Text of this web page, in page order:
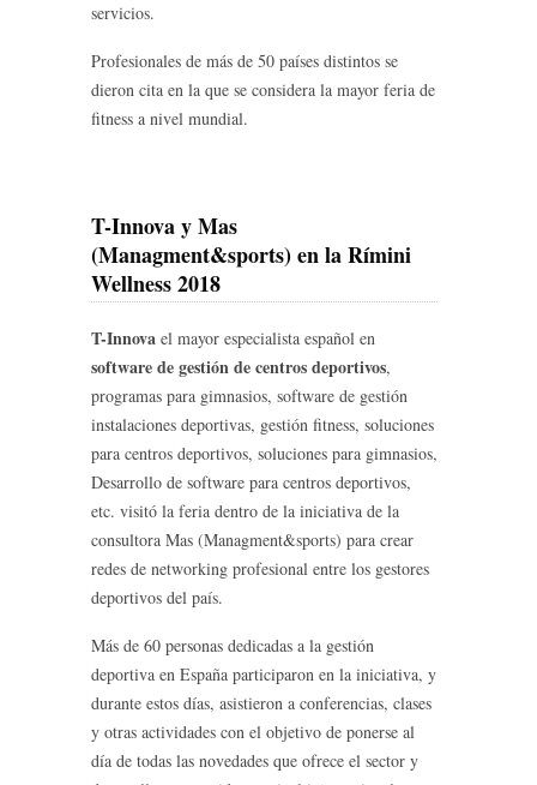
servicios.
Profesionales de más de 50 países distintos se
dieron cita en la que se considera la mayor feria de
fitness a nivel mundial.
T-Innova y Mas
(Managment&sports) en la Rímini
Wellness 2018
T-Innova el mayor especialista español en
software de gestión de centros deportivos,
programas para gimnasios, software de gestión
instalaciones deportivas, gestión fitness, soluciones
para centros deportivos, soluciones para gimnasios,
Desarrollo de software para centros deportivos,
etc. visitó la feria dentro de la iniciativa de la
consultora Mas (Managment&sports) para crear
redes de networking profesional entre los gestores
deportivos del país.
Más de 60 personas dedicadas a la gestión
deportiva en España participaron en la iniciativa, y
durante estos días, asistieron a conferencias, clases
y otras actividades con el objetivo de ponerse al
día de todas las novedades que ofrece el sector y